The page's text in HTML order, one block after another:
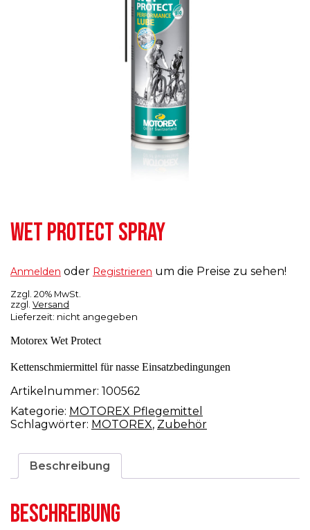
WET PROTECT SPRAY
Anmelden oder Registrieren um die Preise zu sehen!
Zzgl. 20% MwSt.
zzgl. Versand
Lieferzeit: nicht angegeben
Motorex Wet Protect
Kettenschmiermittel für nasse Einsatzbedingungen
Artikelnummer: 100562
Kategorie: MOTOREX Pflegemittel
Schlagwörter: MOTOREX, Zubehör
Beschreibung
BESCHREIBUNG